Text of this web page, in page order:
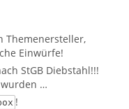
Themenersteller,
Einwürfe!
StGB Diebstahl!!!
wurden …
!